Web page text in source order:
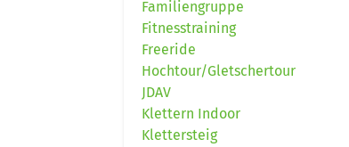
Familiengruppe
Fitnesstraining
Freeride
Hochtour/Gletschertour
JDAV
Klettern Indoor
Klettersteig